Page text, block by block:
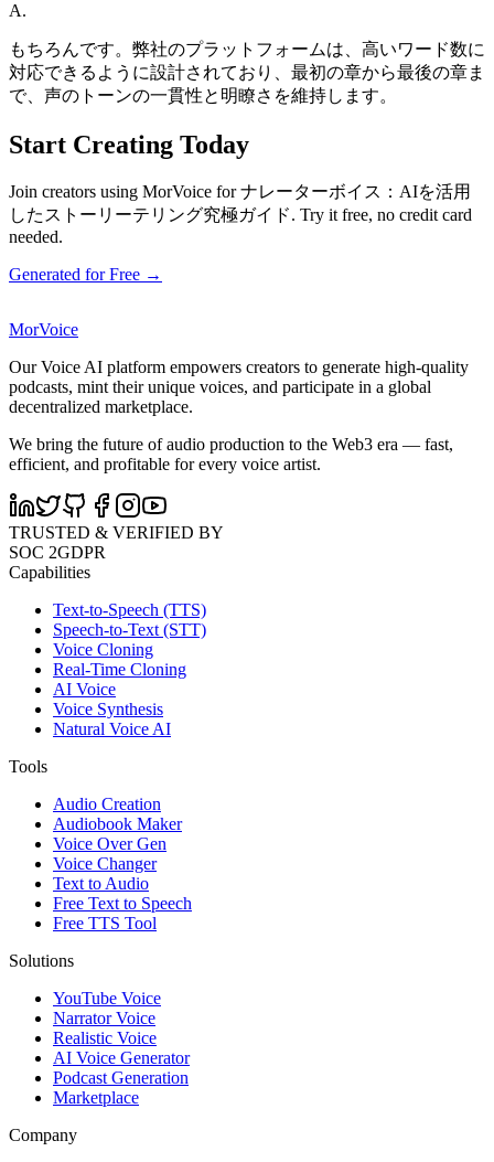
A.
もちろんです。弊社のプラットフォームは、高いワード数に
対応できるように設計されており、最初の章から最後の章ま
で、声のトーンの一貫性と明瞭さを維持します。
Start Creating Today
Join creators using MorVoice for ナレーターボイス：AIを活用
したストーリーテリング究極ガイド. Try it free, no credit card
needed.
Generated for Free →
MorVoice
Our Voice AI platform empowers creators to generate high-quality
podcasts, mint their unique voices, and participate in a global
decentralized marketplace.
We bring the future of audio production to the Web3 era — fast,
efficient, and profitable for every voice artist.
TRUSTED & VERIFIED BY
SOC 2GDPR
Capabilities
Text-to-Speech (TTS)
Speech-to-Text (STT)
Voice Cloning
Real-Time Cloning
AI Voice
Voice Synthesis
Natural Voice AI
Tools
Audio Creation
Audiobook Maker
Voice Over Gen
Voice Changer
Text to Audio
Free Text to Speech
Free TTS Tool
Solutions
YouTube Voice
Narrator Voice
Realistic Voice
AI Voice Generator
Podcast Generation
Marketplace
Company